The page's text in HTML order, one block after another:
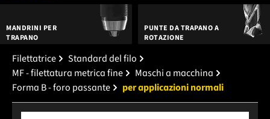
MANDRINI PER
TRAPANO
PUNTE DA TRAPANO A
ROTAZIONE
Filettatrice
Standard del filo
MF - filettatura metrica fine
Maschi a macchina
Forma B - foro passante
per applicazioni normali